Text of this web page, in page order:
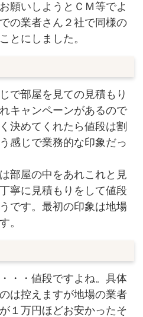
願いしようとＣＭ等でよ
の業者さん２社で同様の
とにしました。
で部屋を見ての見積もり
キャンペーンがあるので
決めてくれたら値段は割
感じで業務的な印象だっ
部屋の中をあれこれと見
寧に見積もりをして値段
です。最初の印象は地場
。
・・値段ですよね。具体
は控えますが地場の業者
１万円ほどお安かったそ